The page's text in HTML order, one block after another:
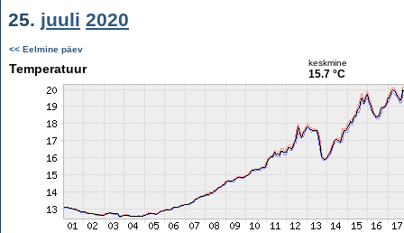
25. juuli 2020
<< Eelmine päev
Temperatuur keskmine
15.7 °C